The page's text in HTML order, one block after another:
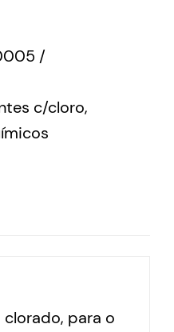
/
c/cloro,
para o